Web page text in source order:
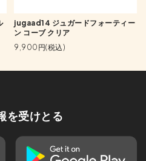
jugaad14 ジュガードフォーティー
ン コーブ クリア
9,900円(税込)
を受けとる